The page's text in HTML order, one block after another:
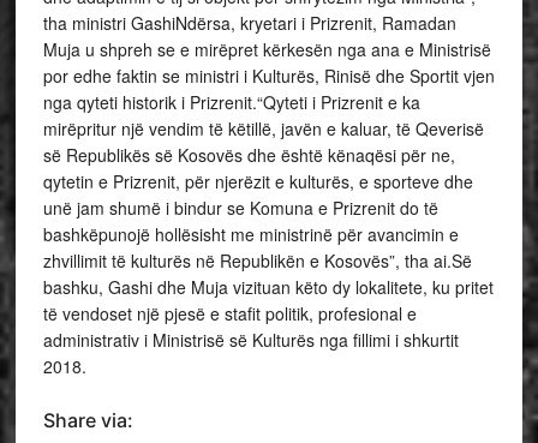
tha ministri GashiNdërsa, kryetari i Prizrenit, Ramadan
Muja u shpreh se e mirëpret kërkesën nga ana e Ministrisë
por edhe faktin se ministri i Kulturës, Rinisë dhe Sportit vjen
nga qyteti historik i Prizrenit.“Qyteti i Prizrenit e ka
mirëpritur një vendim të këtillë, javën e kaluar, të Qeverisë
së Republikës së Kosovës dhe është kënaqësi për ne,
qytetin e Prizrenit, për njerëzit e kulturës, e sporteve dhe
unë jam shumë i bindur se Komuna e Prizrenit do të
bashkëpunojë hollësisht me ministrinë për avancimin e
zhvillimit të kulturës në Republikën e Kosovës”, tha ai.Së
bashku, Gashi dhe Muja vizituan këto dy lokalitete, ku pritet
të vendoset një pjesë e stafit politik, profesional e
administrativ i Ministrisë së Kulturës nga fillimi i shkurtit
2018.
Share via: